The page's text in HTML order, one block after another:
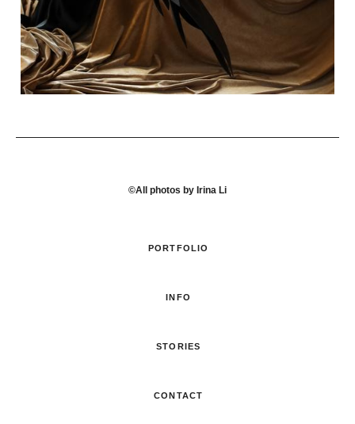
©All photos by Irina Li
PORTFOLIO
INFO
STORIES
CONTACT